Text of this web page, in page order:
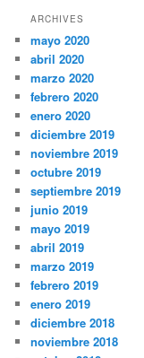
ARCHIVES
mayo 2020
abril 2020
marzo 2020
febrero 2020
enero 2020
diciembre 2019
noviembre 2019
octubre 2019
septiembre 2019
junio 2019
mayo 2019
abril 2019
marzo 2019
febrero 2019
enero 2019
diciembre 2018
noviembre 2018